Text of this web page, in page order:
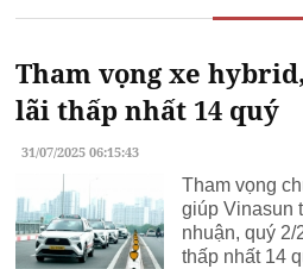
Tham vọng xe
lãi thấp nhất 14 quý
31/07/2025 06:15:43
Tham vọng
giúp Vinasun
nhuận, quý
thấp nhất 14